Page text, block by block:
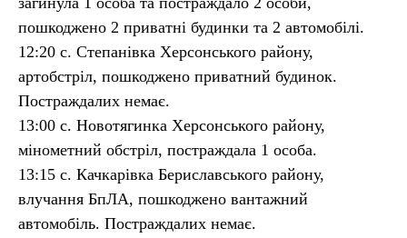
пошкоджено 2 приватні будинки та 2 автомобілі.
12:20 с. Степанівка Херсонського району,
артобстріл, пошкоджено приватний будинок.
Постраждалих немає.
13:00 с. Новотягинка Херсонського району,
мінометний обстріл, постраждала 1 особа.
13:15 с. Качкарівка Бериславського району,
влучання БпЛА, пошкоджено вантажний
автомобіль. Постраждалих немає.